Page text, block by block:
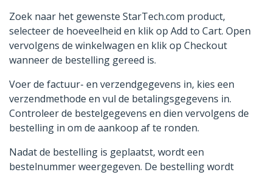
Zoek naar het gewenste StarTech.com product,
selecteer de hoeveelheid en klik op Add to Cart. Open
vervolgens de winkelwagen en klik op Checkout
wanneer de bestelling gereed is.
Voer de factuur- en verzendgegevens in, kies een
verzendmethode en vul de betalingsgegevens in.
Controleer de bestelgegevens en dien vervolgens de
bestelling in om de aankoop af te ronden.
Nadat de bestelling is geplaatst, wordt een
bestelnummer weergegeven. De bestelling wordt